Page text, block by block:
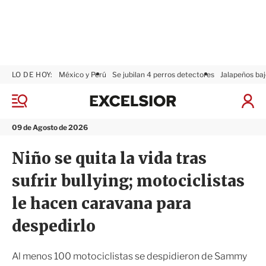
M
n
09 de Agosto de 2026
LO DE HOY: México y Perú Se jubilan 4 perros detectores Jalapeños
I
x
s
i
r
Niño se quita la vida tras
sufrir bullying; motociclistas
le hacen caravana para
despedirlo
Al menos 100 motociclistas se despidieron de Sammy